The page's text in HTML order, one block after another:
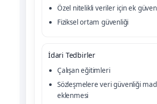
Özel nitelikli veriler için ek
Fiziksel ortam güvenliği
İdari Tedbirler
Çalışan eğitimleri
Sözleşmelere veri güvenliği
eklenmesi